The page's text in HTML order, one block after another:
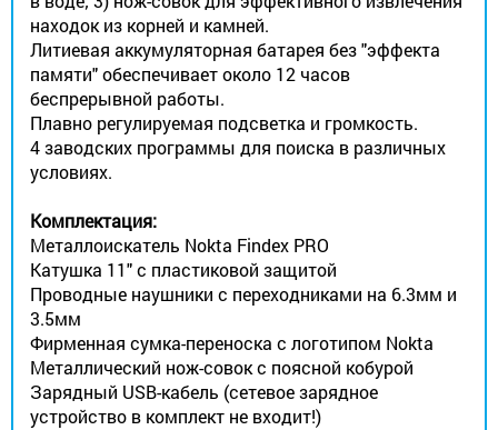
находок из корней и камней.
Литиевая аккумуляторная батарея без "эффекта
памяти" обеспечивает около 12 часов
беспрерывной работы.
Плавно регулируемая подсветка и громкость.
4 заводских программы для поиска в различных
условиях.
Комплектация:
Металлоискатель Nokta Findex PRO
Катушка 11" с пластиковой защитой
Проводные наушники с переходниками на 6.3мм и
3.5мм
Фирменная сумка-переноска с логотипом Nokta
Металлический нож-совок с поясной кобурой
Зарядный USB-кабель (сетевое зарядное
устройство в комплект не входит!)